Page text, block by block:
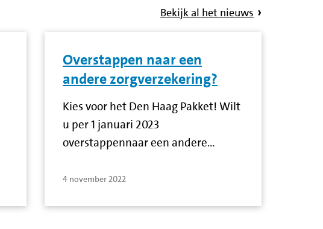
Bekijk al het nieuws
Overstappen naar een
andere zorgverzekering?
Kies voor het Den Haag Pakket! Wilt
u per 1 januari 2023
overstappennaar een andere…
4 november 2022